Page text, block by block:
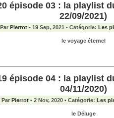
épisode 03 : la playlist
22/09/2021)
Par Pierrot• 19 Sep, 2021 • Catégorie: Les
le voyage éternel
épisode 04 : la playlist
04/11/2020)
Par Pierrot• 2 Nov, 2020 • Catégorie: Les
le Déluge